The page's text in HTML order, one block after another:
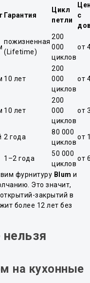
Гарантия
Цикл
петли
с
пожизненная
(Lifetime)
200
000
циклов
от
10 лет
200
000
циклов
от
10 лет
200
000
циклов
от
2 года
80 000
циклов
от
1–2 года
50 000
циклов
от
фурнитуру Blum и
Это значит,
закрытий в
более 12 лет без
нельзя
на кухонные